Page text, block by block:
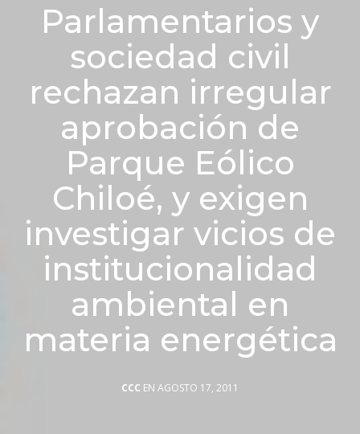
Parlamentarios y
sociedad civil
rechazan irregular
aprobación de
Parque Eólico
Chiloé, y exigen
investigar vicios de
institucionalidad
ambiental en
materia energética
CCC EN AGOSTO 17, 2011